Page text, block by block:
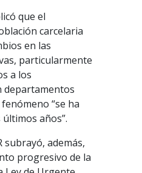
que el
carcelaria
en las
particularmente
a los
departamentos
“se ha
años”.
subrayó, además,
progresivo de la